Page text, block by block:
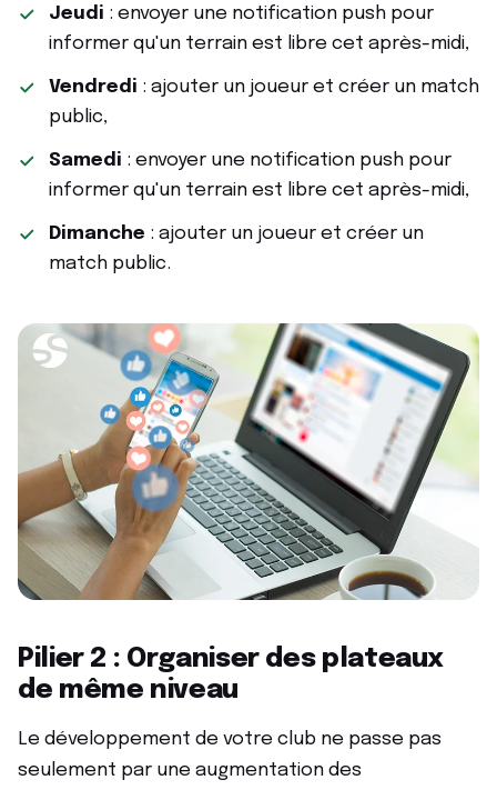
Jeudi : envoyer une notification push pour
informer qu'un terrain est libre cet après-midi,
Vendredi : ajouter un joueur et créer un match
public,
Samedi : envoyer une notification push pour
informer qu'un terrain est libre cet après-midi,
Dimanche : ajouter un joueur et créer un
match public.
Pilier 2 : Organiser des plateaux
de même niveau
Le développement de votre club ne passe pas
seulement par une augmentation des